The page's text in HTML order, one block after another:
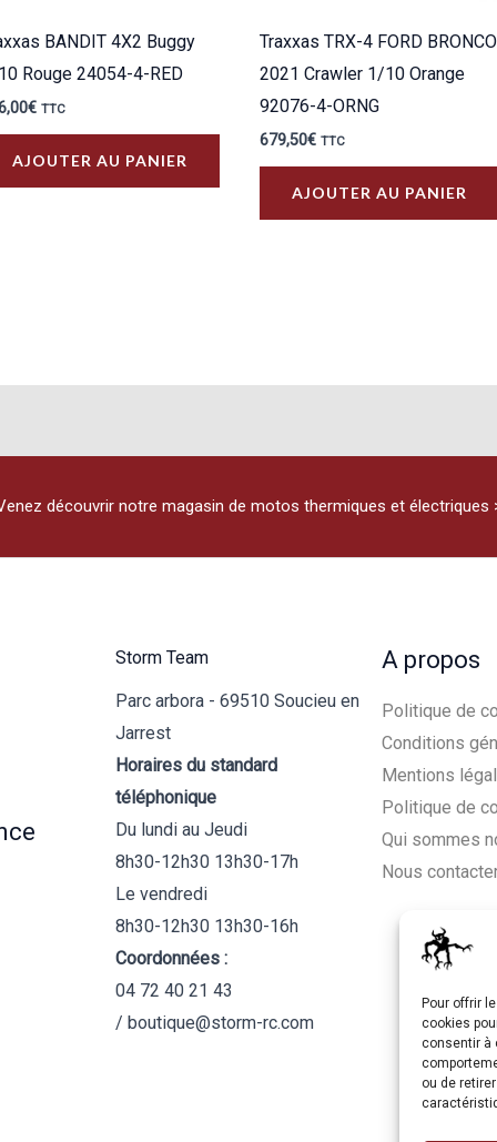
Pour offrir
cookies
consentir à
ou de
BANDIT 4X2 Buggy
Rouge 24054-4-RED
€ TTC
AJOUTER AU PANIER
Traxxas TRX-4 FORD BRONCO
2021 Crawler 1/10 Orange
92076-4-ORNG
679,50€ TTC
AJOUTER AU PANIER
découvrir notre magasin de motos thermiques et électriques
Storm Team
Parc arbora - 69510 Soucieu en
Jarrest
Horaires du standard
téléphonique
Du lundi au Jeudi
8h30-12h30 13h30-17h
Le vendredi
8h30-12h30 13h30-16h
Coordonnées :
04 72 40 21 43
/ boutique@storm-rc.com
A propos
Politique de
Conditions
Mentions
Politique de
Qui sommes
Nous